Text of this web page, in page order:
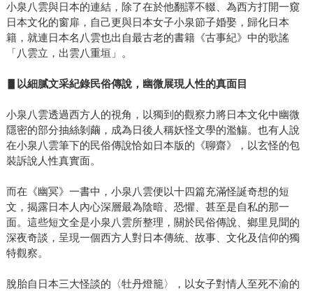
小泉八雲與日本的連結，除了在於他翻譯不輟、為西方打開一窺
日本文化的窗扉，自己更與日本女子小泉節子婚娶，歸化日本
籍，就連日本名八雲也出自最古老的書籍《古事紀》中的歌謠
「八雲立，出雲八重垣」。
▋以細膩文采紀錄民俗傳說，幽微展現人性的真面目
小泉八雲透過西方人的視角，以獨到的觀察力將日本文化中幽微
隱密的部分抽絲剝繭，成為日後人稱妖怪文學的濫觴。也有人說
在小泉八雲筆下的民俗傳說恰如日本版的《聊齋》，以玄怪的包
裝訴說人性真實面。
而在《幽冥》一書中，小泉八雲便以十四篇充滿怪誕奇想的短
文，揭露日本人內心深層最為陰暗、恐懼、甚至是自私的那一
面。這些短文全是小泉八雲所整理，關於民俗傳說、鄉里見聞的
深夜奇談，呈現一個西方人對日本傳統、故事、文化及信仰的獨
特觀察。
脫胎自日本三大怪談的〈牡丹燈籠〉，以女子對情人至死不渝的